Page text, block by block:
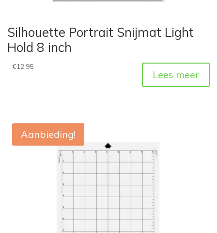
Silhouette Portrait Snijmat Light
Hold 8 inch
€12,95
Lees meer
Aanbieding!